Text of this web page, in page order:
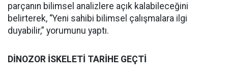
parçanın bilimsel analizlere açık kalabileceğini
belirterek, “Yeni sahibi bilimsel çalışmalara ilgi
duyabilir,” yorumunu yaptı.
DİNOZOR İSKELETİ TARİHE GEÇTİ